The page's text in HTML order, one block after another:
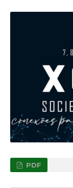
PDF